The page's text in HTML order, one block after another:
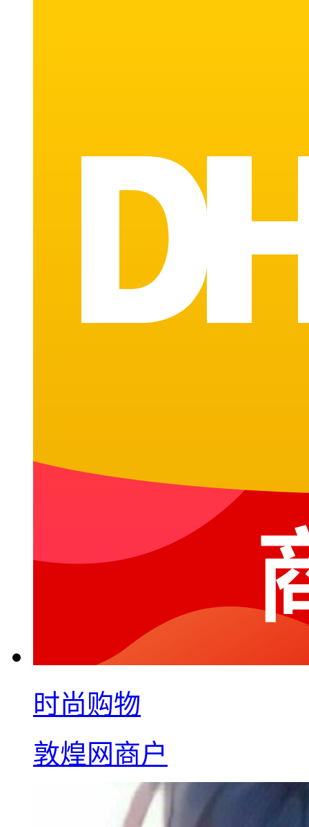
时尚购物
敦煌网商户